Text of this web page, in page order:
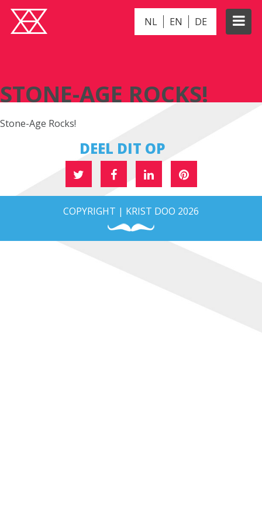
NL EN DE
STONE-AGE ROCKS!
Stone-Age Rocks!
DEEL DIT OP
COPYRIGHT | KRIST DOO 2026